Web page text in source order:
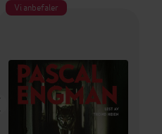
Vi anbefaler